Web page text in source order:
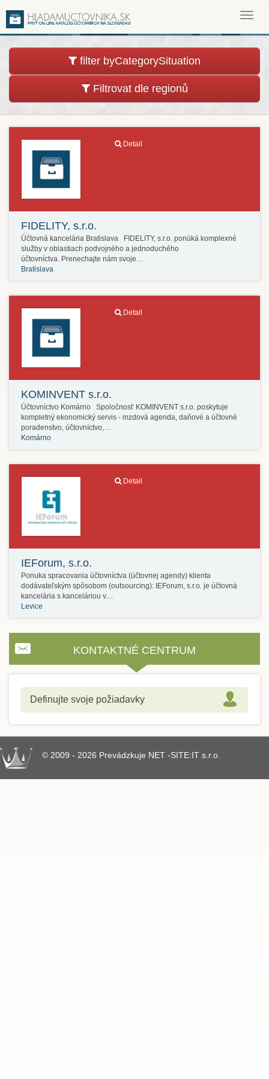
filter byCategorySituation
Filtrovat dle regionů
Detail
FIDELITY, s.r.o.
Účtovná kancelária Bratislava FIDELITY, s.r.o. ponúká komplexné
služby v oblastiach podvojného a jednoduchého
účtovníctva. Prenechajte nám svoje…
Bratislava
Detail
KOMINVENT s.r.o.
Účtovníctvo Komárno Spoločnosť KOMINVENT s.r.o. poskytuje
kompletný ekonomický servis - mzdová agenda, daňové a účtovné
poradenstvo, účtovníctvo,…
Komárno
Detail
IEForum, s.r.o.
Ponuka spracovania účtovníctva (účtovnej agendy) klienta
dodávateľským spôsobom (outsourcing): IEForum, s.r.o. je účtovná
kancelária s kanceláriou v…
Levice
KONTAKTNÉ CENTRUM
Definujte svoje požiadavky
© 2009 - 2026 Prevádzkuje NET -SITE:IT s.r.o.